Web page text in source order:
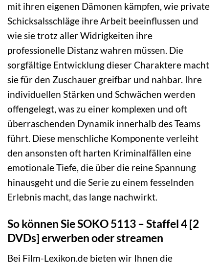
mit ihren eigenen Dämonen kämpfen, wie private
Schicksalsschläge ihre Arbeit beeinflussen und
wie sie trotz aller Widrigkeiten ihre
professionelle Distanz wahren müssen. Die
sorgfältige Entwicklung dieser Charaktere macht
sie für den Zuschauer greifbar und nahbar. Ihre
individuellen Stärken und Schwächen werden
offengelegt, was zu einer komplexen und oft
überraschenden Dynamik innerhalb des Teams
führt. Diese menschliche Komponente verleiht
den ansonsten oft harten Kriminalfällen eine
emotionale Tiefe, die über die reine Spannung
hinausgeht und die Serie zu einem fesselnden
Erlebnis macht, das lange nachwirkt.
So können Sie SOKO 5113 – Staffel 4 [2
DVDs] erwerben oder streamen
Bei Film-Lexikon.de bieten wir Ihnen die